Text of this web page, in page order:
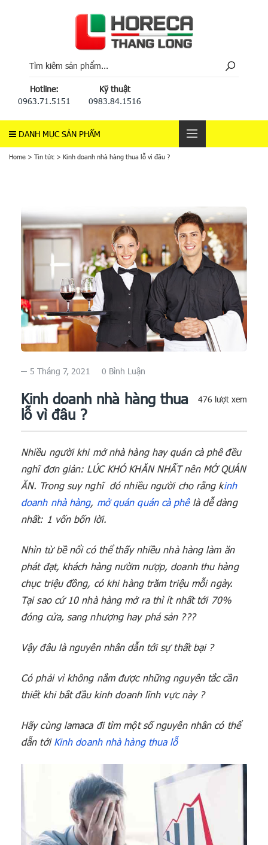
Hotline:
0963.71.5151
Kỹ thuật
0983.84.1516
DANH MỤC SẢN PHẨM
Home > Tin tức > Kinh doanh nhà hàng thua lỗ vì đâu ?
5 Tháng 7, 2021 0 Bình Luận
476 lượt xem
Kinh doanh nhà hàng thua
lỗ vì đâu ?
Nhiều người khi mở nhà hàng hay quán cà phê đều
nghĩ đơn giản: LÚC KHÓ KHĂN NHẤT nên MỞ QUÁN
ĂN. Trong suy nghĩ đó nhiều người cho rằng kinh
doanh nhà hàng, mở quán quán cà phêlà dễ dàng
nhất: 1 vốn bốn lời.
Nhìn từ bề nổi có thể thấy nhiều nhà hàng làm ăn
phát đạt, khách hàng nườm nượp, doanh thu hàng
chục triệu đồng, có khi hàng trăm triệu mỗi ngày.
Tại sao cứ 10 nhà hàng mở ra thì ít nhất tới 70%
đóng cửa, sang nhượng hay phá sản ???
Vậy đâu là nguyên nhân dẫn tới sự thất bại ?
Có phải vì không nắm được những nguyên tắc cần
thiết khi bắt đầu kinh doanh lĩnh vực này ?
Hãy cùng lamaca đi tìm một số nguyên nhân có thể
dẫn tớiKinh doanh nhà hàng thua lỗ